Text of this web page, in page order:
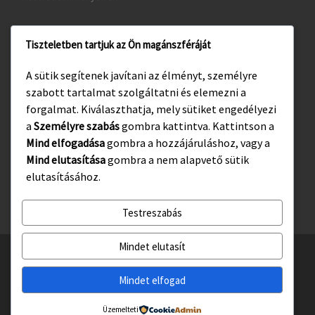
www.visitgyula.com
www.gyulakult.hu
Facebook Instagram
© 2026Gyulasport Nonprofit Kft.– All rights reserved
– Designed with theCustomizr téma haladó beállításai
Tiszteletben tartjuk az Ön magánszféráját
A sütik segítenek javítani az élményt, személyre
szabott tartalmat szolgáltatni és elemezni a
forgalmat. Kiválaszthatja, mely sütiket engedélyezi
a Személyre szabásgombra kattintva. Kattintson a
Mind elfogadásagombra a hozzájáruláshoz, vagy a
Mind elutasításagombra a nem alapvető sütik
elutasításához.
Testreszabás
Mindet elutasít
Mindet elfogad
Üzemelteti